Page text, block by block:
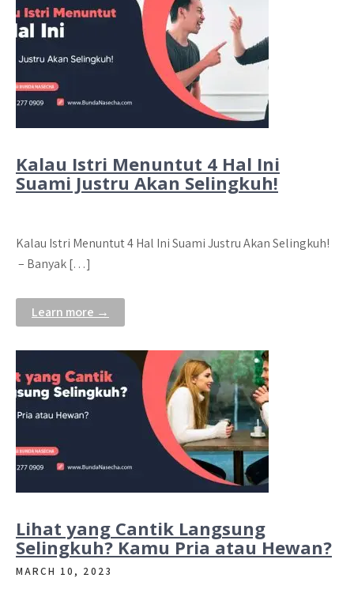
Kalau Istri Menuntut 4 Hal Ini
Suami Justru Akan Selingkuh!
Kalau Istri Menuntut 4 Hal Ini Suami Justru Akan Selingkuh!
– Banyak […]
Learn more →
Lihat yang Cantik Langsung
Selingkuh? Kamu Pria atau Hewan?
MARCH 10, 2023